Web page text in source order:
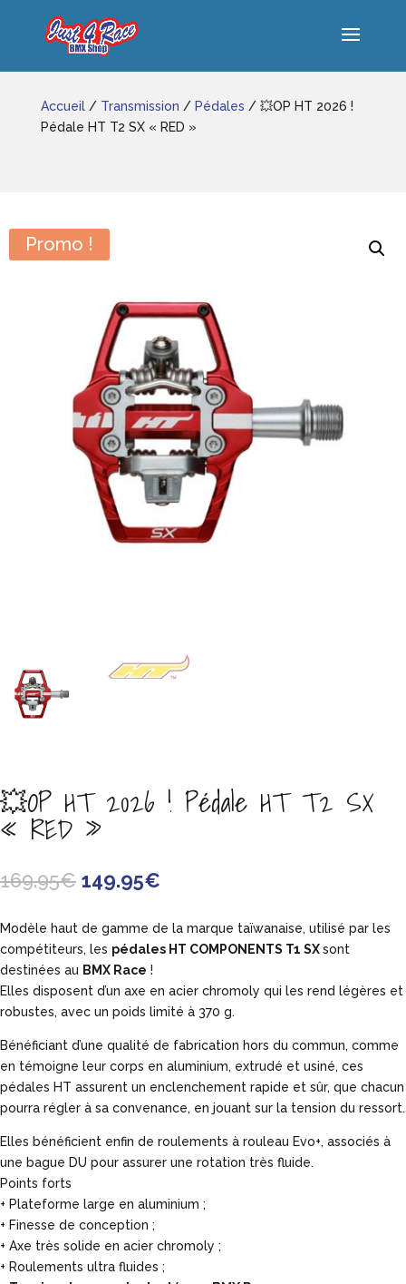
Accueil/ Transmission / Pédales / 💥OP HT 2026 !
Pédale HT T2 SX « RED »
Promo !
💥OP HT 2026 ! Pédale HT T2 SX
« RED »
169.95€ Le
initial
était :
169.95€.
149.95€
actuel
est :
Modèle haut de gamme de la marque taïwanaise, utilisé par les
compétiteurs, les pédales HT COMPONENTS T1 SXsont
destinées au BMX Race !
Elles disposent d’un axe en acier chromoly qui les rend légères et
robustes, avec un poids limité à 370 g.
Bénéficiant d’une qualité de fabrication hors du commun, comme
en témoigne leur corps en aluminium, extrudé et usiné, ces
pédales HT assurent un enclenchement rapide et sûr, que chacun
pourra régler à sa convenance, en jouant sur la tension du ressort.
Elles bénéficient enfin de roulements à rouleau Evo+, associés à
une bague DU pour assurer une rotation très fluide.
Points forts
+ Plateforme large en aluminium ;
+ Finesse de conception ;
+ Axe très solide en acier chromoly ;
+ Roulements ultra fluides ;